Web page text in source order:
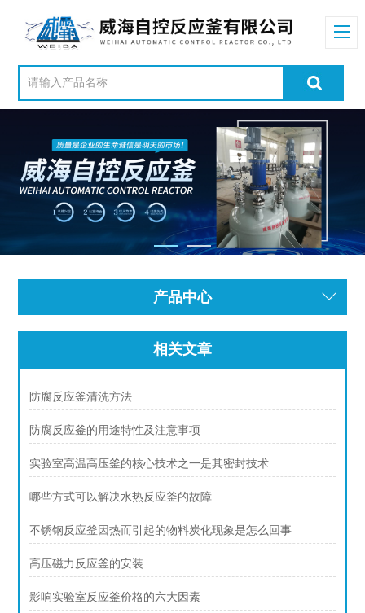
产品中心
相关文章
防腐反应釜清洗方法
防腐反应釜的用途特性及注意事项
实验室高温高压釜的核心技术之一是其密封技术
哪些方式可以解决水热反应釜的故障
不锈钢反应釜因热而引起的物料炭化现象是怎么回事
高压磁力反应釜的安装
影响实验室反应釜价格的六大因素